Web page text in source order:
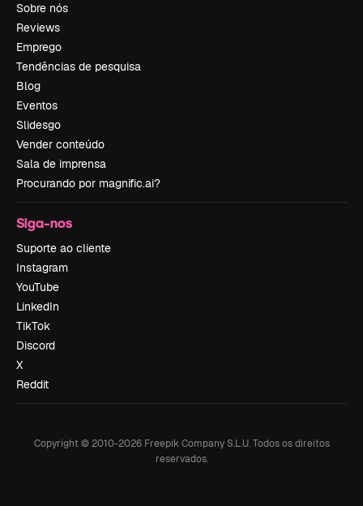
Sobre nós
Reviews
Emprego
Tendências de pesquisa
Blog
Eventos
Slidesgo
Vender conteúdo
Sala de imprensa
Procurando por magnific.ai?
Siga-nos
Suporte ao cliente
Instagram
YouTube
LinkedIn
TikTok
Discord
X
Reddit
Copyright © 2010-2026Freepik Company S.L.U. Todos os direitos
reservados.